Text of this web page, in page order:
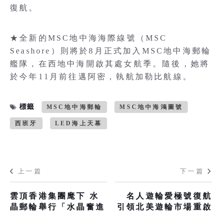
復航。
★全新的MSC地中海海際線號（MSC
Seashore）則將於8月正式加入MSC地中海郵輪
艦隊，在西地中海開啟其處女航季。隨後，她將
於今年11月前往邁阿密，執航加勒比航線。
標籤 MSC地中海郵輪 MSC地中海鴻圖號
西班牙 LED海上天幕
上一篇
雲頂香港集團麾下 水
晶郵輪舉行「水晶奮進
下一篇
名人遊輪愛極號復航
引領北美遊輪市場重啟